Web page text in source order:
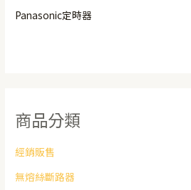
商品分類
經銷販售
無熔絲斷路器
Panasonic定時器